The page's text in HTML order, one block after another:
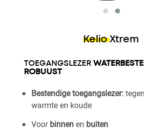
Kelio Xtrem
TOEGANGSLEZER
ROBUUST
Bestendige toegangslezer:
warmte en koude
Voorbinnenen buiten